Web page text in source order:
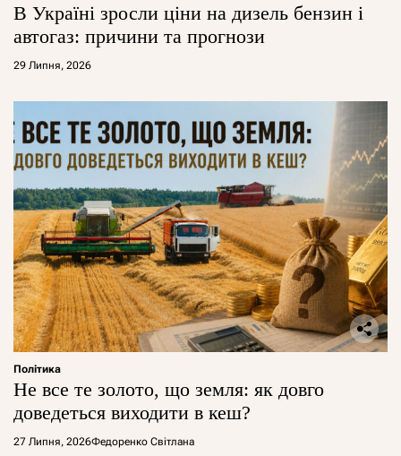
В Україні зросли ціни на дизель бензин і
автогаз: причини та прогнози
29 Липня, 2026
Політика
Не все те золото, що земля: як довго
доведеться виходити в кеш?
27 Липня, 2026Федоренко Світлана